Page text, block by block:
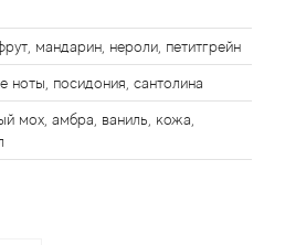
мандарин, нероли, петитгрейн
ноты, посидония, сантолина
мох, амбра, ваниль, кожа,